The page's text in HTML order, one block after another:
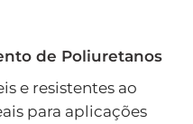
de Poliuretanos
e resistentes ao
para aplicações